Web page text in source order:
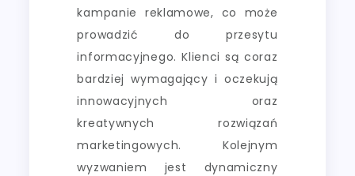
kampanie reklamowe, co może
prowadzić do przesytu
informacyjnego. Klienci są coraz
bardziej wymagający i oczekują
innowacyjnych oraz
kreatywnych rozwiązań
marketingowych. Kolejnym
wyzwaniem jest dynamiczny